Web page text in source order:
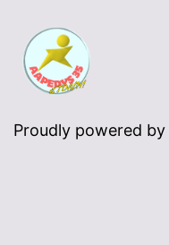
Proudly powered by